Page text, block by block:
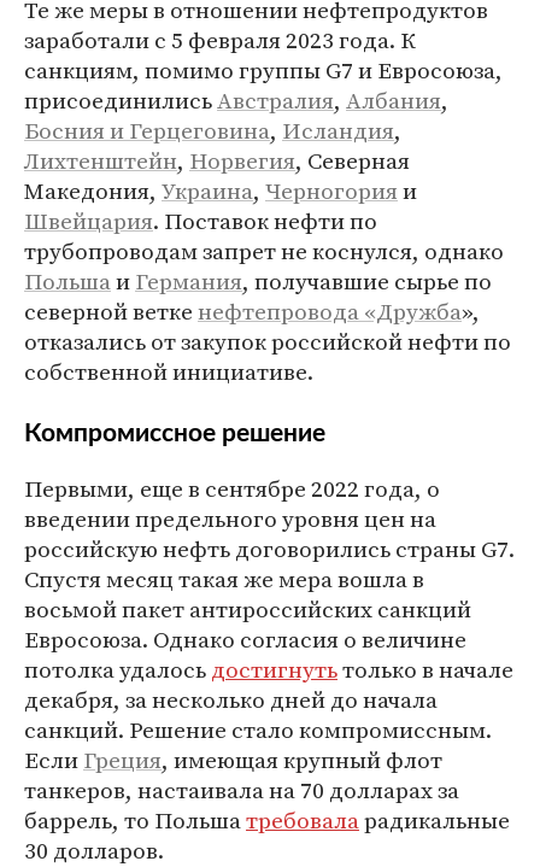
Те же меры в отношении нефтепродуктов
заработали с 5 февраля 2023 года. К
санкциям, помимо группы G7 и Евросоюза,
присоединилисьАвстралия, Албания,
Босния и Герцеговина, Исландия,
Лихтенштейн, Норвегия, Северная
Македония, Украина, Черногорияи
Швейцария. Поставок нефти по
трубопроводам запрет не коснулся, однако
ПольшаиГермания, получавшие сырье по
северной веткенефтепровода «Дружба»,
отказались от закупок российской нефти по
собственной инициативе.
Компромиссное решение
Первыми, еще в сентябре 2022 года, о
введении предельного уровня цен на
российскую нефть договорились страны G7.
Спустя месяц такая же мера вошла в
восьмой пакет антироссийских санкций
Евросоюза. Однако согласия о величине
потолка удалосьдостигнутьтолько в начале
декабря, за несколько дней до начала
санкций. Решение стало компромиссным.
ЕслиГреция, имеющая крупный флот
танкеров, настаивала на 70 долларах за
баррель, то Польшатребоваларадикальные
30 долларов.